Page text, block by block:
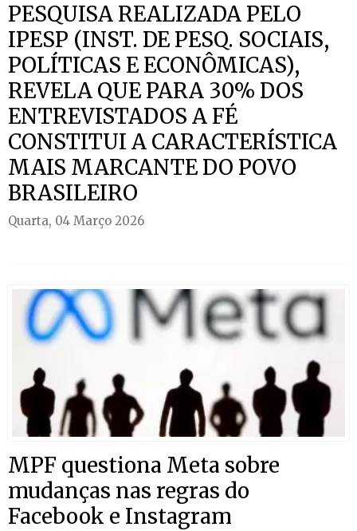
PESQUISA REALIZADA PELO
IPESP (INST. DE PESQ. SOCIAIS,
POLÍTICAS E ECONÔMICAS),
REVELA QUE PARA 30% DOS
ENTREVISTADOS A FÉ
CONSTITUI A CARACTERÍSTICA
MAIS MARCANTE DO POVO
BRASILEIRO
Quarta, 04 Março 2026
MPF questiona Meta sobre
mudanças nas regras do
Facebook e Instagram